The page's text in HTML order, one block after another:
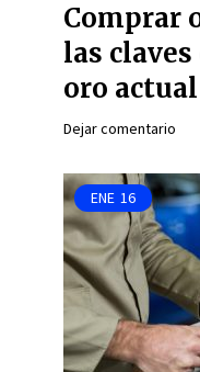
Comprar
las
oro actual
Dejar comentario
ENE 16